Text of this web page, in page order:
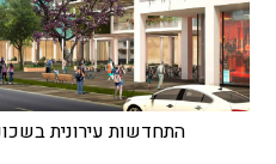
התחדשות עירונית